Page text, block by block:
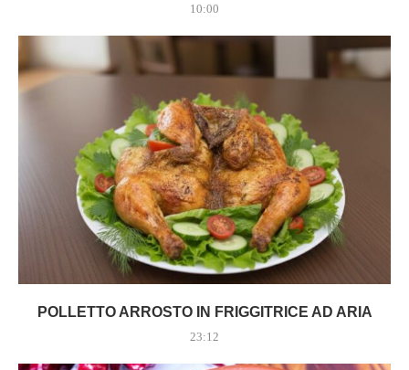
10:00
POLLETTO ARROSTO IN FRIGGITRICE AD ARIA
23:12